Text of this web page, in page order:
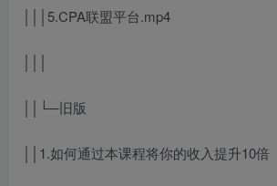
│││5.CPA联盟平台.mp4
││└─旧版
││1.如何通过本课程将你的收入提升10倍